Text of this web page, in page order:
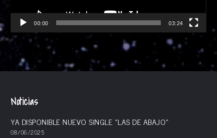
00:00 03:24
Noticias
YA DISPONIBLE NUEVO SINGLE «LAS DE ABAJO»
08/06/2025